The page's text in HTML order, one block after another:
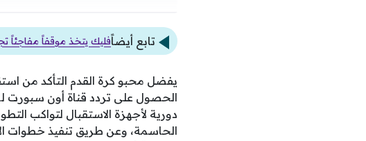
تابع أيضاًفليك يتخذ موقفاً مفاجئاً
يفضل محبو كرة القدم التأكد من
دورية لأجهزة الاستقبال لتواكب
الحاسمة، وعن طريق تنفيذ خطوات